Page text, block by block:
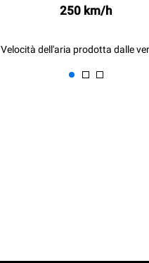
250 km/h
Velocità dell'aria prodotta dalle